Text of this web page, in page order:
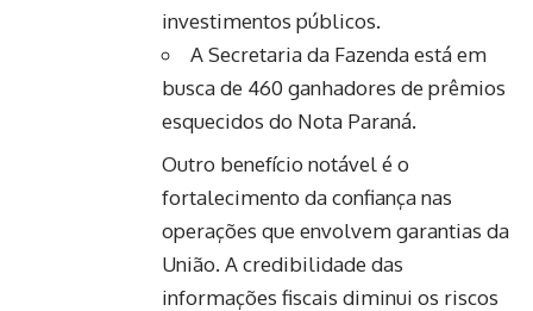
investimentos públicos.
A Secretaria da Fazenda está em
busca de 460 ganhadores de prêmios
esquecidos do Nota Paraná.
Outro benefício notável é o
fortalecimento da confiança nas
operações que envolvem garantias da
União. A credibilidade das
informações fiscais diminui os riscos